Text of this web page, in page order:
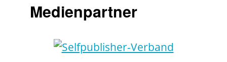
Medienpartner